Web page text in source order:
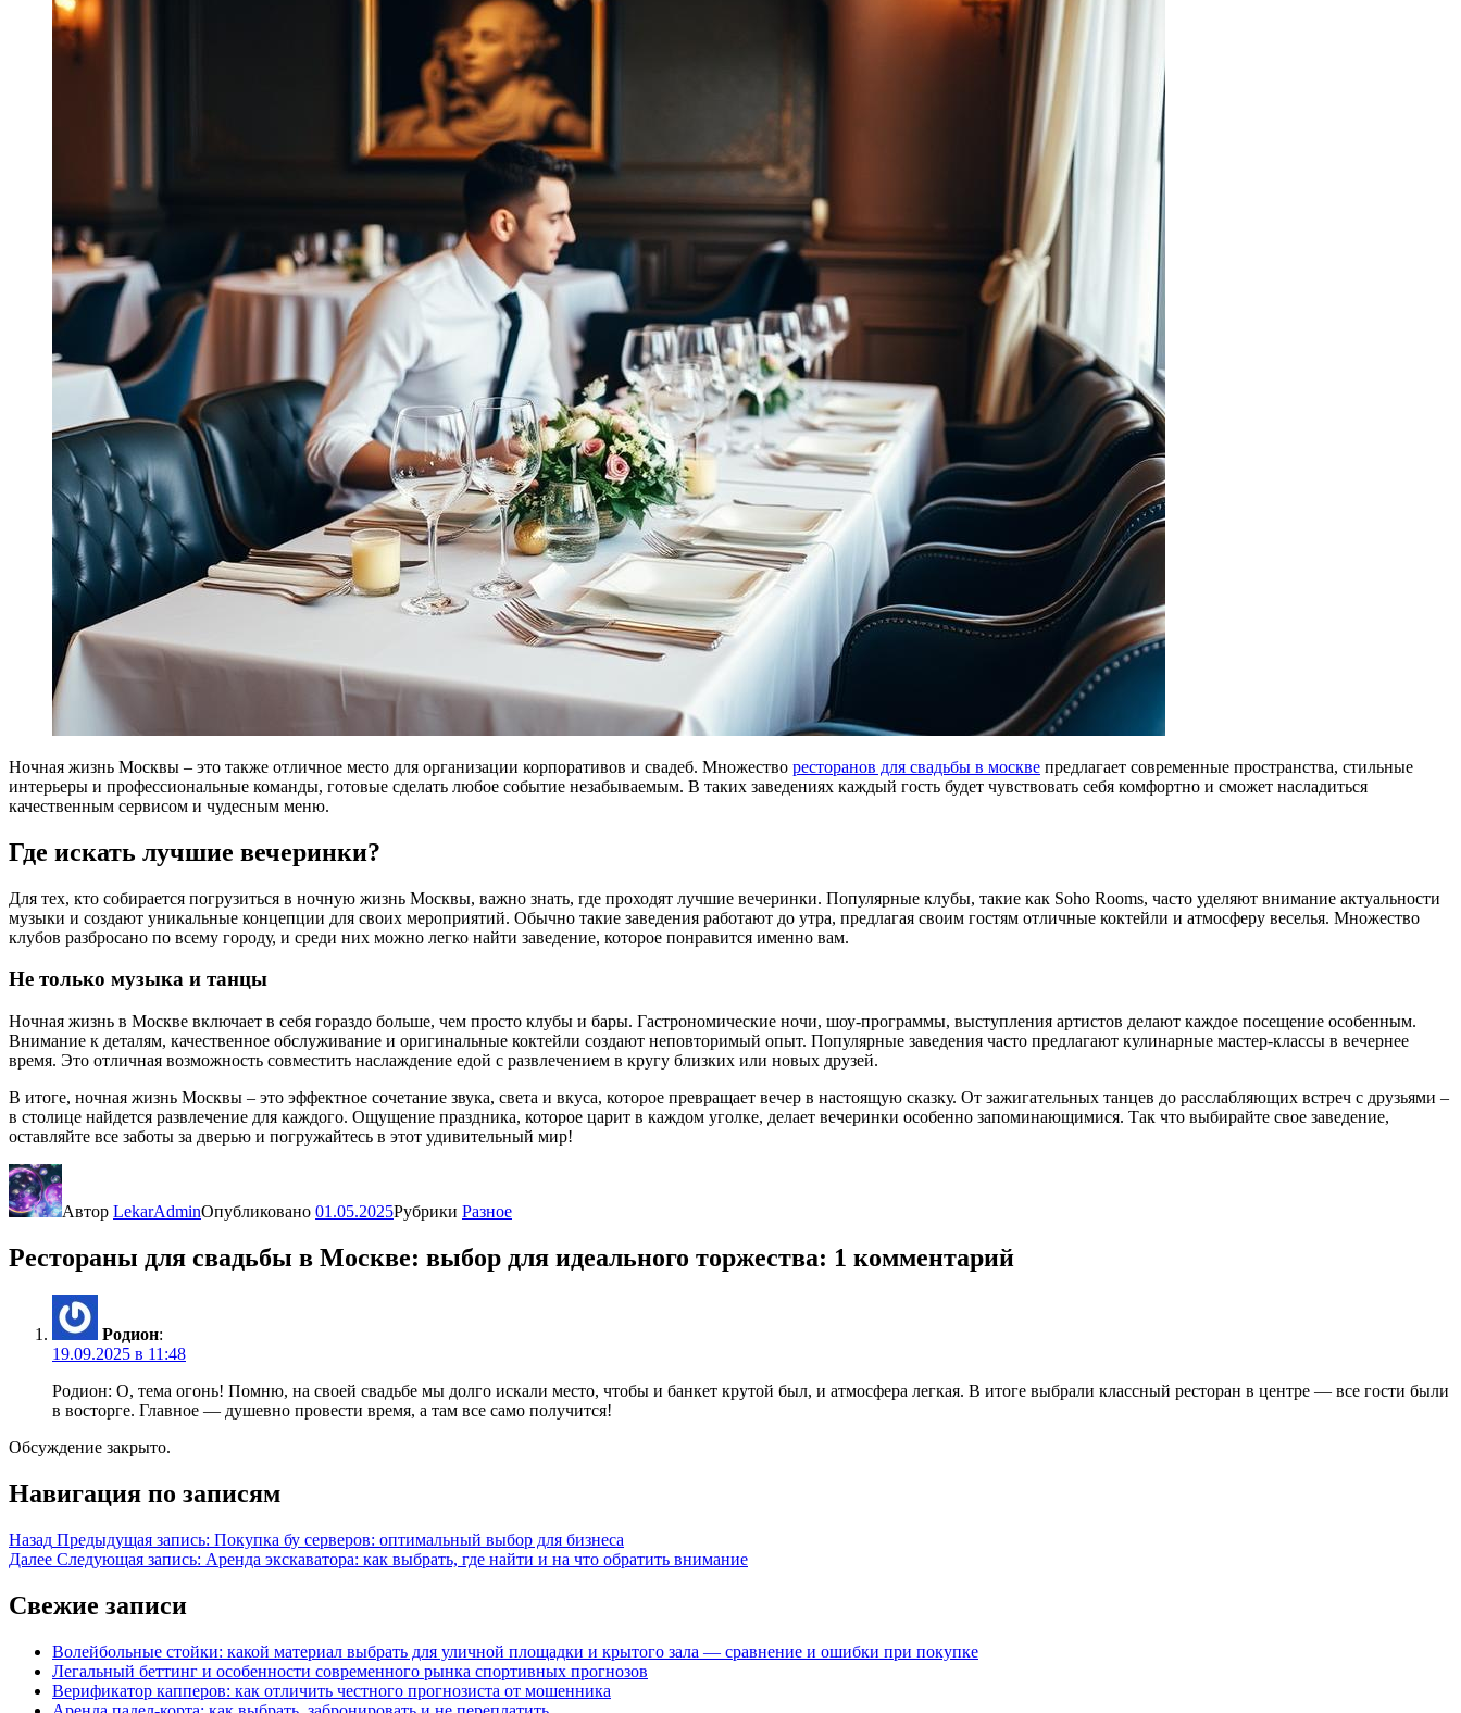
Ночная жизнь Москвы – это также отличное место для организации корпоративов и свадеб. Множество ресторанов для свадьбы в москве предлагает современные пространства, стильные
интерьеры и профессиональные команды, готовые сделать любое событие незабываемым. В таких заведениях каждый гость будет чувствовать себя комфортно и сможет насладиться
качественным сервисом и чудесным меню.
Где искать лучшие вечеринки?
Для тех, кто собирается погрузиться в ночную жизнь Москвы, важно знать, где проходят лучшие вечеринки. Популярные клубы, такие как Soho Rooms, часто уделяют внимание актуальности
музыки и создают уникальные концепции для своих мероприятий. Обычно такие заведения работают до утра, предлагая своим гостям отличные коктейли и атмосферу веселья. Множество
клубов разбросано по всему городу, и среди них можно легко найти заведение, которое понравится именно вам.
Не только музыка и танцы
Ночная жизнь в Москве включает в себя гораздо больше, чем просто клубы и бары. Гастрономические ночи, шоу-программы, выступления артистов делают каждое посещение особенным.
Внимание к деталям, качественное обслуживание и оригинальные коктейли создают неповторимый опыт. Популярные заведения часто предлагают кулинарные мастер-классы в вечернее
время. Это отличная возможность совместить наслаждение едой с развлечением в кругу близких или новых друзей.
В итоге, ночная жизнь Москвы – это эффектное сочетание звука, света и вкуса, которое превращает вечер в настоящую сказку. От зажигательных танцев до расслабляющих встреч с друзьями –
в столице найдется развлечение для каждого. Ощущение праздника, которое царит в каждом уголке, делает вечеринки особенно запоминающимися. Так что выбирайте свое заведение,
оставляйте все заботы за дверью и погружайтесь в этот удивительный мир!
Автор LekarAdminОпубликовано 01.05.2025Рубрики Разное
Рестораны для свадьбы в Москве: выбор для идеального торжества: 1 комментарий
Родион:
19.09.2025 в 11:48
Родион: О, тема огонь! Помню, на своей свадьбе мы долго искали место, чтобы и банкет крутой был, и атмосфера легкая. В итоге выбрали классный ресторан в центре — все гости были
в восторге. Главное — душевно провести время, а там все само получится!
Обсуждение закрыто.
Навигация по записям
Назад Предыдущая запись: Покупка бу серверов: оптимальный выбор для бизнеса
Далее Следующая запись: Аренда экскаватора: как выбрать, где найти и на что обратить внимание
Свежие записи
Волейбольные стойки: какой материал выбрать для уличной площадки и крытого зала — сравнение и ошибки при покупке
Легальный беттинг и особенности современного рынка спортивных прогнозов
Верификатор капперов: как отличить честного прогнозиста от мошенника